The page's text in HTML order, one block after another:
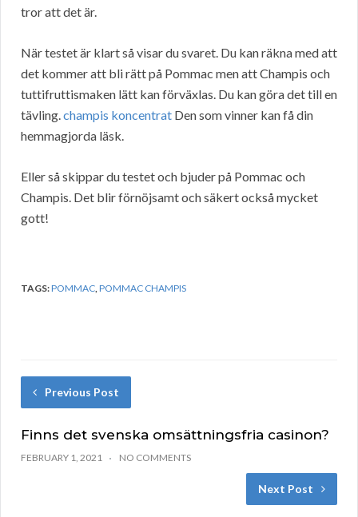
tror att det är.
När testet är klart så visar du svaret. Du kan räkna med att
det kommer att bli rätt på Pommac men att Champis och
tuttifruttismaken lätt kan förväxlas. Du kan göra det till en
tävling.champis koncentrat Den som vinner kan få din
hemmagjorda läsk.
Eller så skippar du testet och bjuder på Pommac och
Champis. Det blir förnöjsamt och säkert också mycket
gott!
TAGS:POMMAC,POMMAC CHAMPIS
Previous Post
Finns det svenska omsättningsfria casinon?
FEBRUARY 1, 2021 NO COMMENTS
Next Post